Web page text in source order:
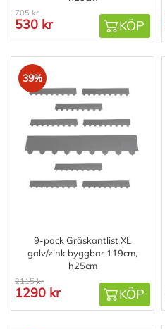
705 kr
530 kr KÖP
39%
9-pack Gräskantlist XL
galv/zink byggbar 119cm,
h25cm
2115 kr
1290 kr KÖP